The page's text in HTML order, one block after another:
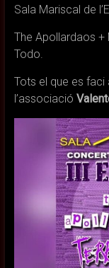
Sala Mariscal de
The Apollardaos +
Todo.
Tots el que es faci
l’associació